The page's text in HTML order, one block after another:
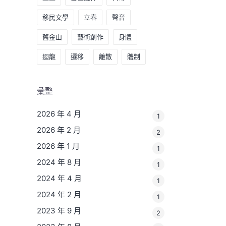
移民文學 立春 聲音
舊金山 藝術創作 身體
迴龍 遷移 離散 體制
彙整
2026 年 4 月 1
2026 年 2 月 2
2026 年 1 月 1
2024 年 8 月 1
2024 年 4 月 1
2024 年 2 月 1
2023 年 9 月 2